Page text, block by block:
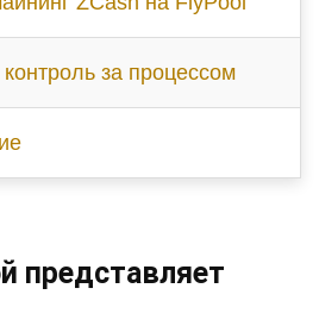
за процессом
представляет